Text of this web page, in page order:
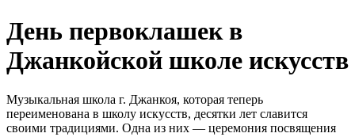
День первоклашек в
Джанкойской школе искусств
Музыкальная школа г. Джанкоя, которая теперь
переименована в школу искусств, десятки лет славится
своими традициями. Одна из них — церемония посвящения